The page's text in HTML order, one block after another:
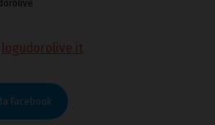
logudorolive.it
Facebook